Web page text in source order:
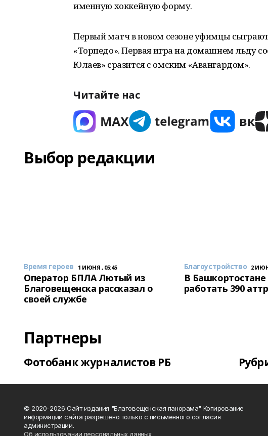
именную хоккейную форму.
Первый матч в новом сезоне уфимцы
«Торпедо». Первая игра на домашнем льду
Юлаев» сразится с омским «Авангардом».
Читайте нас
Выбор редакции
Время героев 1 ИЮНЯ , 05:45
Оператор БПЛА Лютый из
Благовещенска рассказал о
своей службе
Благоустройство 2
В
работать 390
Партнеры
Фотобанк журналистов РБ
© 2020-2026 Сайт издания "Благовещенская панорама" Копирование
информации сайта разрешено только с письменного согласия
администрации.
Об использовании персональных данных